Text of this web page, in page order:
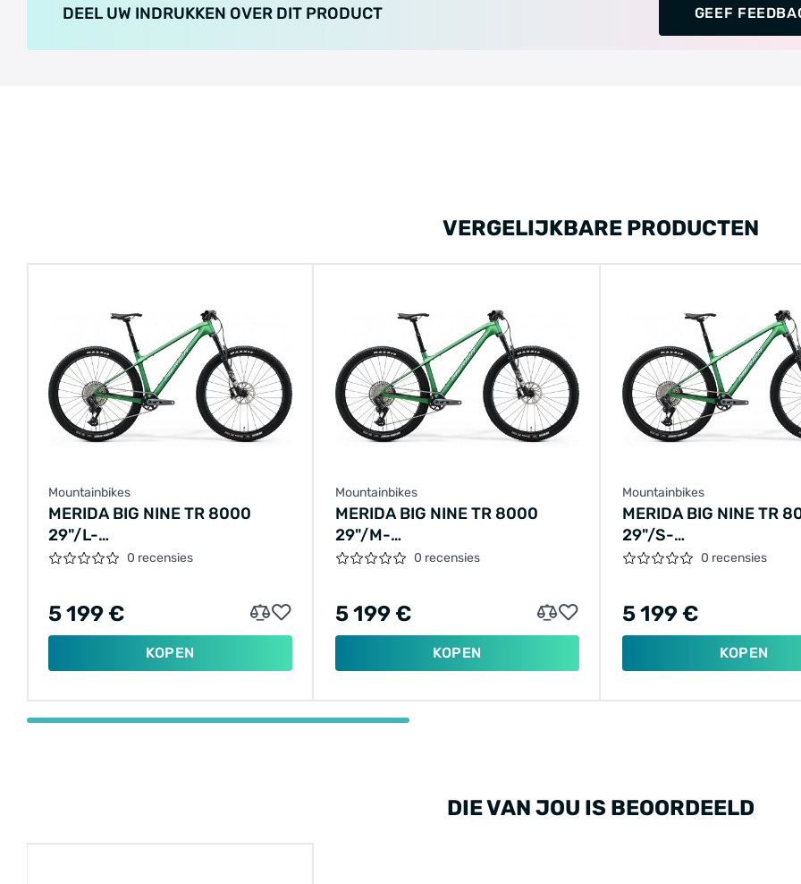
DEEL UW INDRUKKEN OVER DIT PRODUCT GEEF
VERGELIJKBARE PRODUCTEN
Mountainbikes
MERIDA BIG NINE TR 8000
29"/L-
44CM/12VER/GROEN/2024/A62411A02778
0 recensies
5 199 €
KOPEN
Mountainbikes
MERIDA BIG NINE TR 8000
29"/M-
41CM/12VER/GROEN/2024/A62411A02777
0 recensies
5 199 €
KOPEN
Mountainbikes
MERIDA BIG NINE TR
29"/S-
38CM/12VER/0 recensies
5 199 €
KOPEN
DIE VAN JOU IS BEOORDEELD